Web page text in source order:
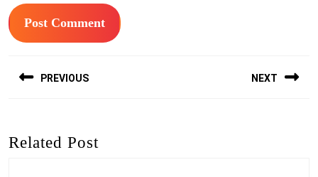
navigation
PREVIOUS NEXT
Related Post